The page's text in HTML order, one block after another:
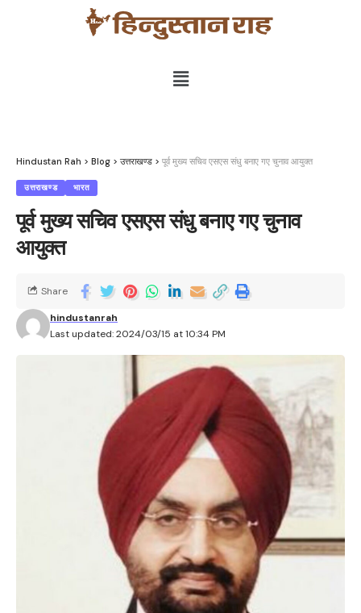
Hindustan Rah > Blog > उत्तराखण्ड > पूर्व मुख्य सचिव एसएस संधु बनाए गए चुनाव आयुक्त
उत्तराखण्ड भारत
पूर्व मुख्य सचिव एसएस संधु बनाए गए चुनाव
आयुक्त
Last updated: 2024/03/15 at 10:34 PM
hindustanrah
Share